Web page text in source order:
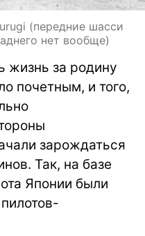
(передние шасси
нет вообще)
жизнь за родину
почетным, и того,
зарождаться
Так, на базе
Японии были